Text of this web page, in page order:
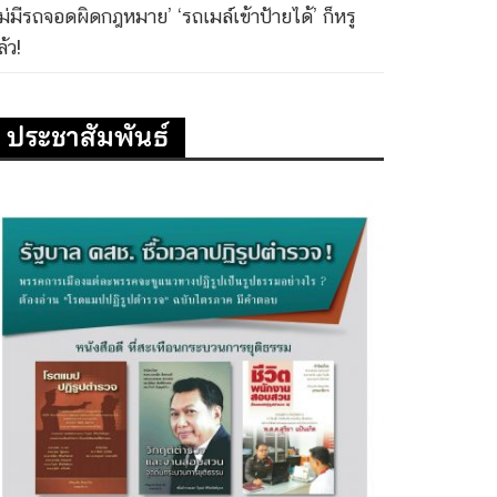
ม่มีรถจอดผิดกฎหมาย’ ‘รถเมล์เข้าป้ายได้’ ก็หรู
ว!
ประชาสัมพันธ์